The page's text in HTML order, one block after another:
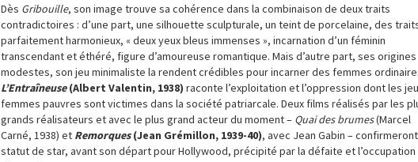
Dès Gribouille, son image trouve sa cohérence dans la combinaison de deux traits
contradictoires : d’une part, une silhouette sculpturale, un teint de porcelaine, des
parfaitement harmonieux, « deux yeux bleus immenses », incarnation d’un féminin
transcendant et éthéré, figure d’amoureuse romantique. Mais d’autre part, ses origines
modestes, son jeu minimaliste la rendent crédibles pour incarner des femmes
L’Entraîneuse (Albert Valentin, 1938) raconte l’exploitation et l’oppression dont les
femmes pauvres sont victimes dans la société patriarcale. Deux films réalisés par les
grands réalisateurs et avec le plus grand acteur du moment – Quai des brumes(Marcel
Carné, 1938) et Remorques(Jean Grémillon, 1939-40), avec Jean Gabin –
statut de star, avant son départ pour Hollywood, précipité par la défaite et l’occupation